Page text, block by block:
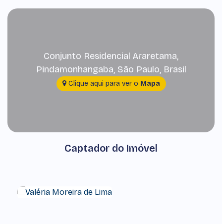
Conjunto Residencial Araretama,
Pindamonhangaba, São Paulo, Brasil
Clique aqui para ver o Mapa
Captador do Imóvel